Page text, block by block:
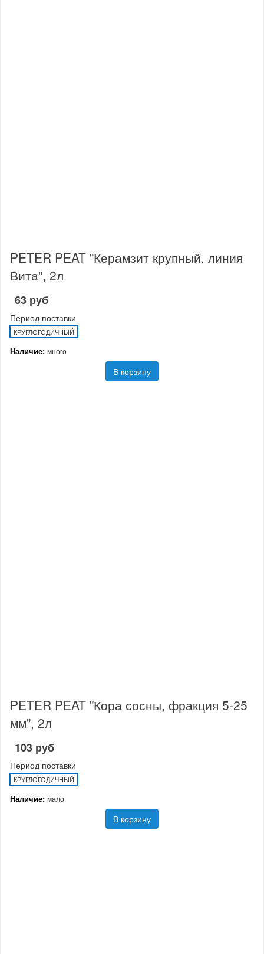
PETER PEAT "Керамзит крупный, линия
Вита", 2л
63 руб
Период поставки
КРУГЛОГОДИЧНЫЙ
Наличие: много
В корзину
PETER PEAT "Кора сосны, фракция 5-25
мм", 2л
103 руб
Период поставки
КРУГЛОГОДИЧНЫЙ
Наличие: мало
В корзину